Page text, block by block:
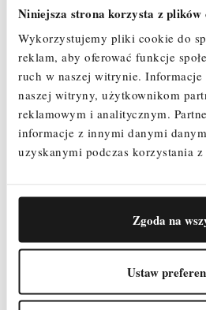
Niniejsza strona korzysta z plików
Wykorzystujemy pliki cookie do
reklam, aby oferować funkcje
ruch w naszej witrynie. Informacje
naszej witryny, użytkownikom
reklamowym i analitycznym.
informacje z innymi danymi
uzyskanymi podczas korzystania z
Zgoda na
Ustaw
Decydując się na zakup
dostawnych dla swojej firmy, z
uwagę na różne aspekty, w tym
funkcjonalność. Schody
zdobywają coraz większą
branżach. Zanim jednak
zastanówmy się wspólnie,
mogą okazać się najlepszym